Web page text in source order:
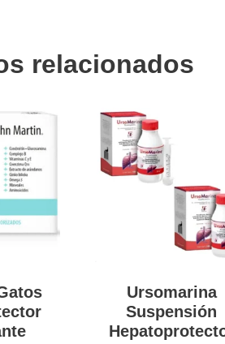
relacionados
Ursomarina
Suspensión